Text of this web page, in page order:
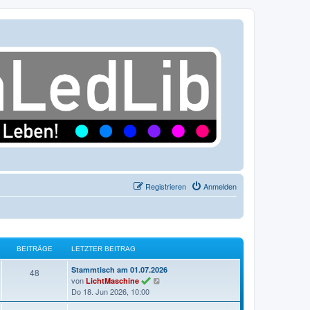
Anmelden
Registrieren
BEITRÄGE LETZTER BEITRAG
48
L
e
t
z
Stammtisch am 01.07.2026
von LichtMaschine
u
Do 18. Jun 2026, 10:00